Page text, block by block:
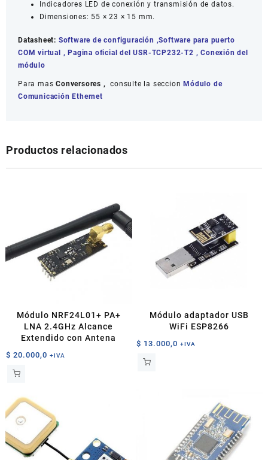
Indicadores LED de conexión y transmisión de datos.
Dimensiones: 55 × 23 × 15 mm.
Datasheet: Software de configuración ,Software para puerto
COM virtual ,Pagina oficial del USR-TCP232-T2 ,Conexión del
módulo
Para masConversores , consulte la seccionMódulo de
Comunicación Ethernet
Productos relacionados
Módulo NRF24L01+ PA+
LNA 2.4GHz Alcance
Extendido con Antena
$ 20.000,0 +IVA
Módulo adaptador USB
WiFi ESP8266
$ 13.000,0 +IVA